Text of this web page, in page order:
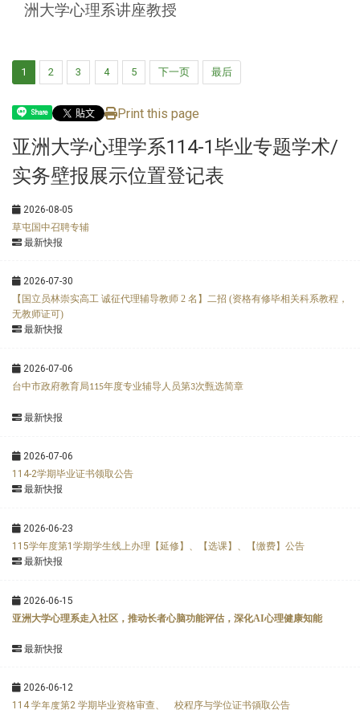
洲大学心理系讲座教授
1 2 3 4 5 下一页 最后
Share Print this page
亚洲大学心理学系114-1毕业专题学术/
实务壁报展示位置登记表
2026-08-05
草屯国中召聘专辅
最新快报
2026-07-30
【国立员林崇实高工 诚征代理辅导教师 2 名】二招 (资格有修毕相关科系教程，
无教师证可)
最新快报
2026-07-06
台中市政府教育局115年度专业辅导人员第3次甄选简章
最新快报
2026-07-06
114-2学期毕业证书领取公告
最新快报
2026-06-23
115学年度第1学期学生线上办理【延修】、【选课】、【缴费】公告
最新快报
2026-06-15
亚洲大学心理系走入社区，推动长者心脑功能评估，深化AI心理健康知能
最新快报
2026-06-12
114 学年度第2 学期毕业资格审查、離校程序与学位证书領取公告